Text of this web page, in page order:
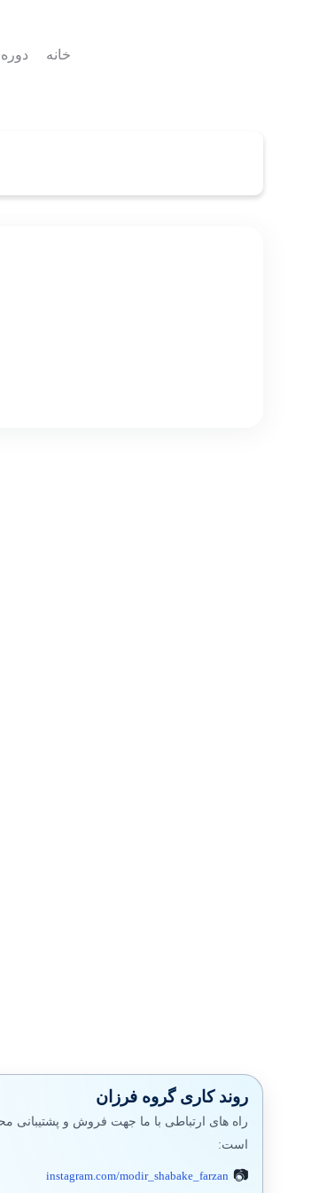
خانه
روند کاری گروه فرزان
راه های ارتباطی با ما جهت فروش و پشتیبانی
است:
instagram.com/modir_shabake_farzan